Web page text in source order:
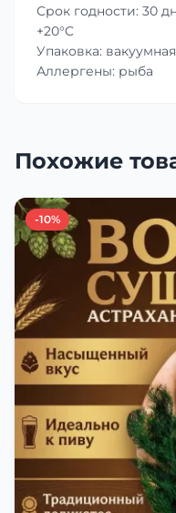
Срок годности: 30
+20°C
Упаковка: вакуумная
Аллергены: рыба
Похожие
-10%